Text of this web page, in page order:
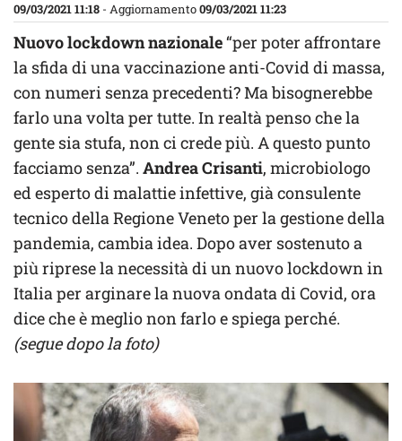
09/03/2021 11:18 - Aggiornamento09/03/2021 11:23
Nuovo lockdown nazionale“per poter affrontare
la sfida di una vaccinazione anti-Covid di massa,
con numeri senza precedenti? Ma bisognerebbe
farlo una volta per tutte. In realtà penso che la
gente sia stufa, non ci crede più. A questo punto
facciamo senza”. Andrea Crisanti, microbiologo
ed esperto di malattie infettive, già consulente
tecnico della Regione Veneto per la gestione della
pandemia, cambia idea. Dopo aver sostenuto a
più riprese la necessità di un nuovo lockdown in
Italia per arginare la nuova ondata di Covid, ora
dice che è meglio non farlo e spiega perché.
(segue dopo la foto)